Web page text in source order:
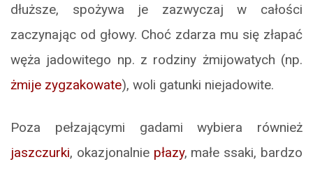
dłuższe, spożywa je zazwyczaj w całości
zaczynając od głowy. Choć zdarza mu się złapać
węża jadowitego np. z rodziny żmijowatych (np.
żmije zygzakowate), woli gatunki niejadowite.
Poza pełzającymi gadami wybiera również
jaszczurki, okazjonalnie płazy, małe ssaki, bardzo